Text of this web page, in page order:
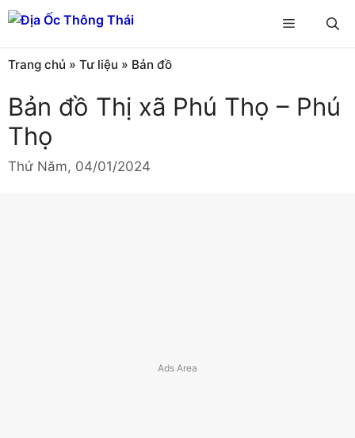
Chuyển
đến
nội
dung
Menu
Trang chủ » Tư liệu » Bản đồ
Bản đồ Thị xã Phú Thọ – Phú
Thọ
Thứ Năm, 04/01/2024